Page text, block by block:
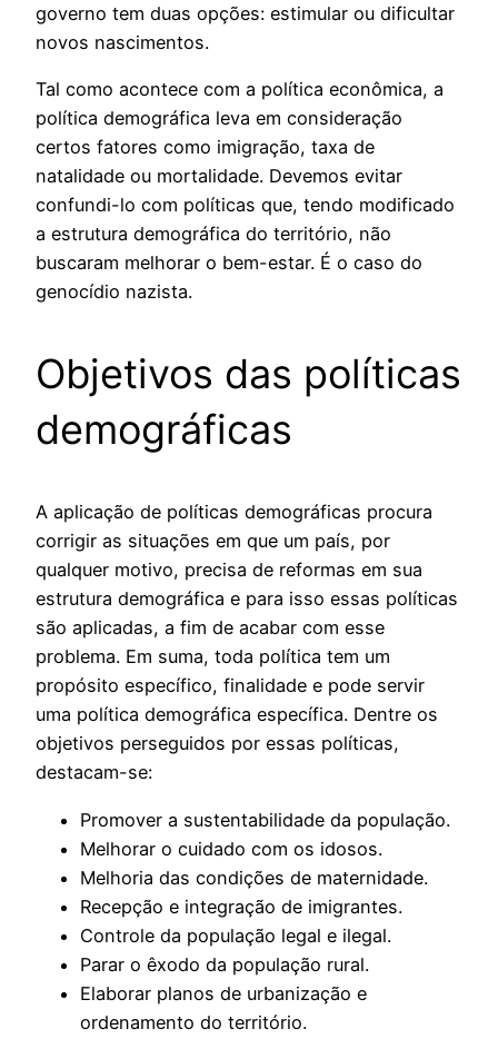
governo tem duas opções: estimular ou dificultar
novos nascimentos.
Tal como acontece com a política econômica, a
política demográfica leva em consideração
certos fatores como imigração, taxa de
natalidade ou mortalidade. Devemos evitar
confundi-lo com políticas que, tendo modificado
a estrutura demográfica do território, não
buscaram melhorar o bem-estar. É o caso do
genocídio nazista.
Objetivos das políticas
demográficas
A aplicação de políticas demográficas procura
corrigir as situações em que um país, por
qualquer motivo, precisa de reformas em sua
estrutura demográfica e para isso essas políticas
são aplicadas, a fim de acabar com esse
problema. Em suma, toda política tem um
propósito específico, finalidade e pode servir
uma política demográfica específica. Dentre os
objetivos perseguidos por essas políticas,
destacam-se:
Promover a sustentabilidade da população.
Melhorar o cuidado com os idosos.
Melhoria das condições de maternidade.
Recepção e integração de imigrantes.
Controle da população legal e ilegal.
Parar o êxodo da população rural.
Elaborar planos de urbanização e
ordenamento do território.